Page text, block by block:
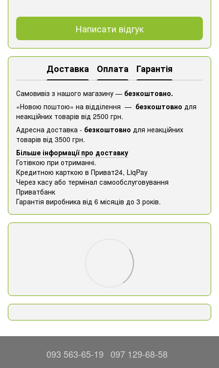
Написати відгук
Доставка Оплата Гарантія
Самовивіз з нашого магазину — безкоштовно.
«Новою поштою» на відділення — безкоштовно для
неакційних товарів від 2500 грн.
Адресна доставка - безкоштовно для неакційних
товарів від 3500 грн.
Більше інформації про доставку
Готівкою при отриманні.
Кредитною карткою в Приват24, ​​LiqPay
Через касу або термінал самообслуговування
Приватбанк
Гарантія виробника від 6 місяців до 3 років.
093 563-65-19 097 129-68-58